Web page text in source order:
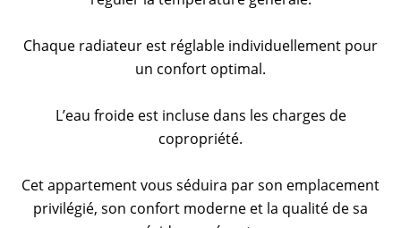
Chaque radiateur est réglable individuellement pour
un confort optimal.
L’eau froide est incluse dans les charges de
copropriété.
Cet appartement vous séduira par son emplacement
privilégié, son confort moderne et la qualité de sa